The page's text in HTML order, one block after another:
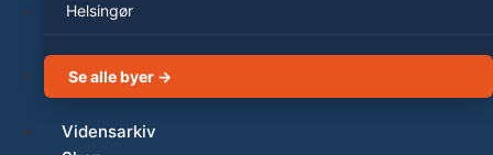
Helsingør
Se alle byer →
Vidensarkiv